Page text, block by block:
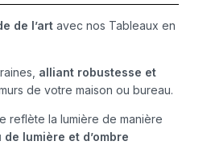
de l’art avec nos Tableaux en
alliant robustesse et
de votre maison ou bureau.
reflète la lumière de manière
lumière et d’ombre